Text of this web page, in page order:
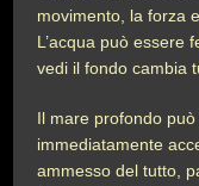
movimento, la forza
L’acqua può essere
vedi il fondo cambia
Il mare profondo
immediatamente
ammesso del tutto,